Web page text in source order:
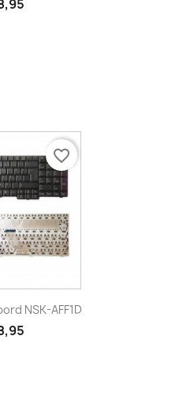
NSK-AFF1D
favorite_border